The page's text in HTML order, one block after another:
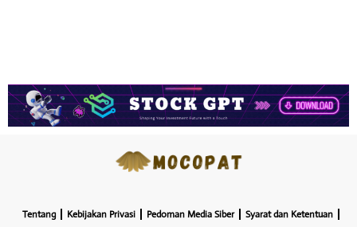
Tentang Kebijakan Privasi Pedoman Media Siber Syarat dan Ketentuan